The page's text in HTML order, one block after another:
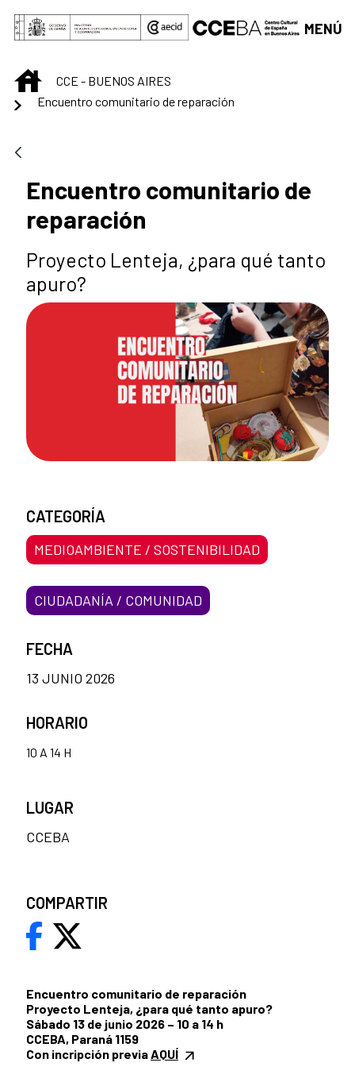
Saltar al contenido principal
MENÚ
INICIOCCE - BUENOS AIRES
Encuentro comunitario de reparación
Encuentro comunitario de
reparación
Proyecto Lenteja, ¿para qué tanto
apuro?
Encuentro comunitario de reparación
Proyecto Lenteja, ¿para qué tanto apuro?
Sábado 13 de junio 2026 – 10 a 14 h
CCEBA, Paraná 1159
Con incripción previaAQUÍ
CATEGORÍA
MEDIOAMBIENTE / SOSTENIBILIDAD
CIUDADANÍA / COMUNIDAD
FECHA
13 JUNIO 2026
HORARIO
10 A 14 H
LUGAR
CCEBA
COMPARTIR